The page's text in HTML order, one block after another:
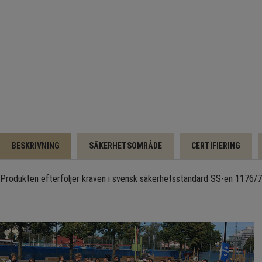
BESKRIVNING SÄKERHETSOMRÅDE CERTIFIERING
Produkten efterföljer kraven i svensk säkerhetsstandard SS-en 1176/